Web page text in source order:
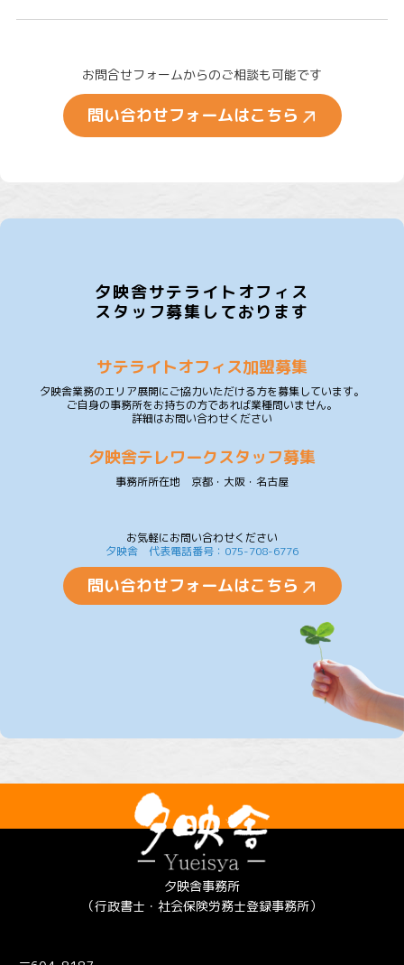
お問合せフォームからのご相談も可能です
問い合わせフォームはこちら
夕映舎サテライトオフィス
スタッフ募集しております
サテライトオフィス加盟募集
夕映舎業務のエリア展開にご協力いただける方を募集しています。
ご自身の事務所をお持ちの方であれば業種問いません。
詳細はお問い合わせください
夕映舎テレワークスタッフ募集
事務所所在地 京都・大阪・名古屋
お気軽にお問い合わせください
夕映舎 代表電話番号：075-708-6776
問い合わせフォームはこちら
夕映舎事務所
（行政書士・社会保険労務士登録事務所）